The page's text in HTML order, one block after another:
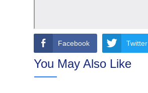
Facebook Twitter
You May Also Like